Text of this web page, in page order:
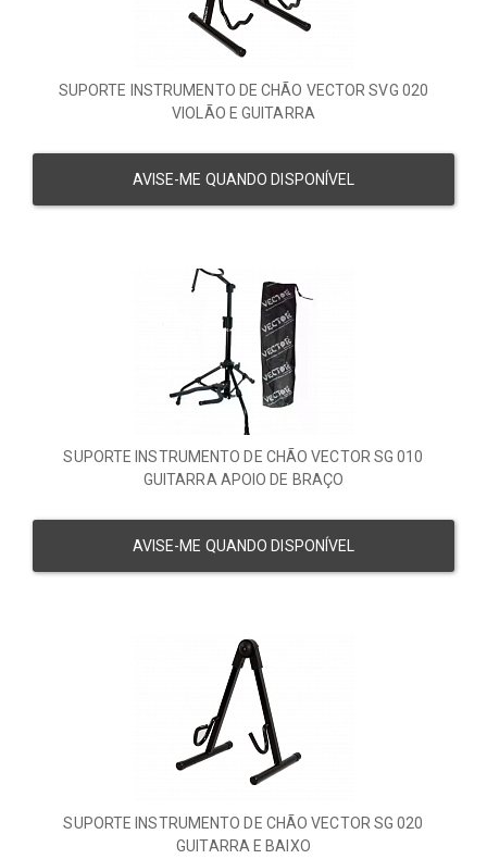
SUPORTE INSTRUMENTO DE CHÃO VECTOR SVG 020
VIOLÃO E GUITARRA
AVISE-ME QUANDO DISPONÍVEL
SUPORTE INSTRUMENTO DE CHÃO VECTOR SG 010
GUITARRA APOIO DE BRAÇO
AVISE-ME QUANDO DISPONÍVEL
SUPORTE INSTRUMENTO DE CHÃO VECTOR SG 020
GUITARRA E BAIXO